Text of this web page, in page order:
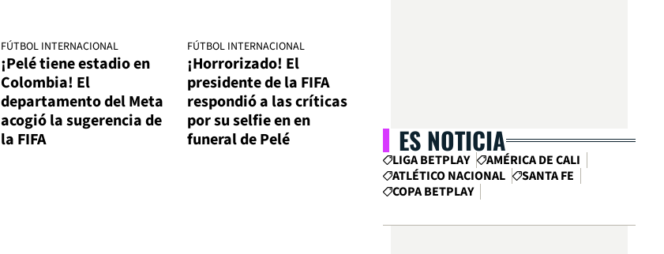
FÚTBOL INTERNACIONAL
¡Pelé tiene estadio en
Colombia! El
departamento del Meta
acogió la sugerencia de
la FIFA
FÚTBOL INTERNACIONAL
¡Horrorizado! El
presidente de la FIFA
respondió a las críticas
por su selfie en en
funeral de Pelé
ES NOTICIA
LIGA BETPLAY
AMÉRICA DE CALI
ATLÉTICO NACIONAL
SANTA FE
COPA BETPLAY